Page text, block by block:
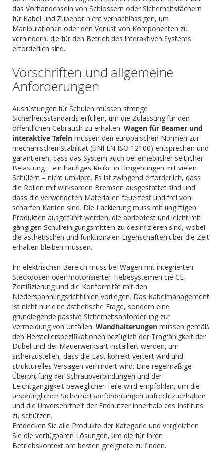
das Vorhandensein von Schlössern oder Sicherheitsfächern
für Kabel und Zubehör nicht vernachlässigen, um
Manipulationen oder den Verlust von Komponenten zu
verhindern, die für den Betrieb des interaktiven Systems
erforderlich sind.
Vorschriften und allgemeine
Anforderungen
Ausrüstungen für Schulen müssen strenge
Sicherheitsstandards erfüllen, um die Zulassung für den
öffentlichen Gebrauch zu erhalten. Wagen für Beamer und
interaktive Tafeln müssen den europäischen Normen zur
mechanischen Stabilität (UNI EN ISO 12100) entsprechen und
garantieren, dass das System auch bei erheblicher seitlicher
Belastung – ein häufiges Risiko in Umgebungen mit vielen
Schülern – nicht umkippt. Es ist zwingend erforderlich, dass
die Rollen mit wirksamen Bremsen ausgestattet sind und
dass die verwendeten Materialien feuerfest und frei von
scharfen Kanten sind. Die Lackierung muss mit ungiftigen
Produkten ausgeführt werden, die abriebfest und leicht mit
gängigen Schulreinigungsmitteln zu desinfizieren sind, wobei
die ästhetischen und funktionalen Eigenschaften über die Zeit
erhalten bleiben müssen.
Im elektrischen Bereich muss bei Wagen mit integrierten
Steckdosen oder motorisierten Hebesystemen die CE-
Zertifizierung und die Konformität mit den
Niederspannungsrichtlinien vorliegen. Das Kabelmanagement
ist nicht nur eine ästhetische Frage, sondern eine
grundlegende passive Sicherheitsanforderung zur
Vermeidung von Unfällen. Wandhalterungen müssen gemäß
den Herstellerspezifikationen bezüglich der Tragfähigkeit der
Dübel und der Mauerwerksart installiert werden, um
sicherzustellen, dass die Last korrekt verteilt wird und
strukturelles Versagen verhindert wird. Eine regelmäßige
Überprüfung der Schraubverbindungen und der
Leichtgängigkeit beweglicher Teile wird empfohlen, um die
ursprünglichen Sicherheitsanforderungen aufrechtzuerhalten
und die Unversehrtheit der Endnutzer innerhalb des Instituts
zu schützen.
Entdecken Sie alle Produkte der Kategorie und vergleichen
Sie die verfügbaren Lösungen, um die für Ihren
Betriebskontext am besten geeignete zu finden.